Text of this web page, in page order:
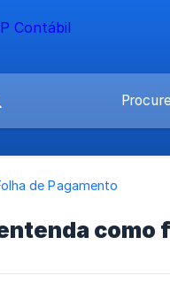
de Pagamento
entenda